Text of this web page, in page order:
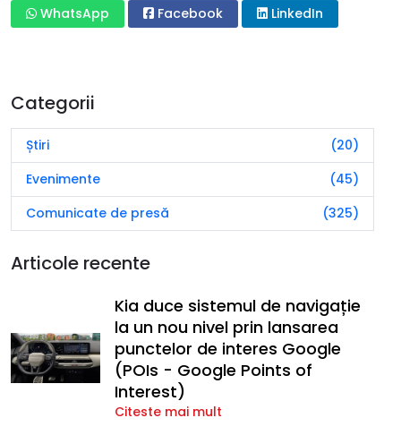
WhatsApp
Facebook LinkedIn
Categorii
Știri
(20)
Evenimente
(45)
Comunicate de presă
(325)
Articole recente
Kia duce sistemul de navigație
la un nou nivel prin lansarea
punctelor de interes Google
(POIs - Google Points of
Interest)
Citeste mai mult